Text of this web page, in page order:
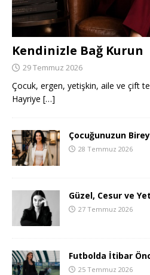
Kendinizle Bağ Kurun
29 Temmuz 2026
Çocuk, ergen, yetişkin, aile ve çift
Hayriye […]
Çocuğunuzun
28 Temmuz 2026
Güzel, Cesur ve
27 Temmuz 2026
Futbolda İtibar
25 Temmuz 2026